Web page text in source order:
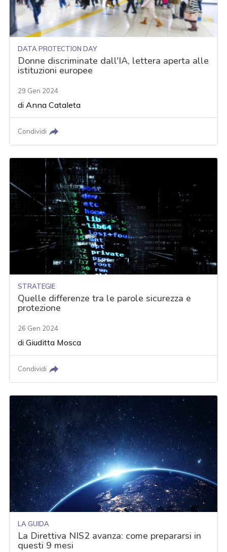
DATA PROTECTION DAY
Donne discriminate dall'IA, lettera aperta alle
istituzioni europee
29 Gen 2024
diAnna Cataleta
Condividi
STRATEGIE
Quelle differenze tra le parole sicurezza e
protezione
26 Gen 2024
diGiuditta Mosca
Condividi
LA GUIDA
La Direttiva NIS2 avanza: come prepararsi in
questi 9 mesi